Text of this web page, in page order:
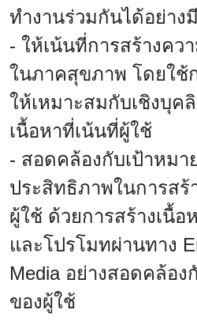
ทำงานร่วมกันได้อย่าง
- ให้เน้นที่การสร้างคว
ในภาคสุขภาพ โดยใช้
ให้เหมาะสมกับเชิงบุค
เนื้อหาที่เน้นที่ผู้ใช้
- สอดคล้องกับเป้าหมา
ประสิทธิภาพในการสร้
ผู้ใช้ ด้วยการสร้างเนื้อ
และโปรโมทผ่านทาง
Media อย่างสอดคล้อ
ของผู้ใช้